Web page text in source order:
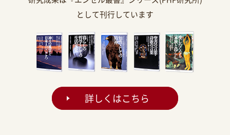
として刊行しています
詳しくはこちら